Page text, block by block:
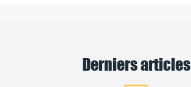
Derniers articles